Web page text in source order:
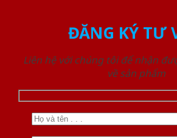
ĐĂNG KÝ TƯ
Liên hệ với chúng tôi để nhận
về sản phẩm